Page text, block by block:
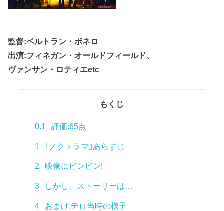
監督:ベルトラン・ボネロ
出演:フィネガン・オールドフィールド、
ヴァンサン・ロティエetc
もくじ
0.1 評価:65点
1 ｢ノクトラマ｣あらすじ
2 映像にビンビン!
3 しかし、ストーリーは…
4 おまけ:テロ当時の様子